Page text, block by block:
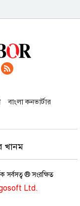
পরিদর্শন
বাংলা কনভার্টার
খানম
® সংরক্ষিত
Ltd.